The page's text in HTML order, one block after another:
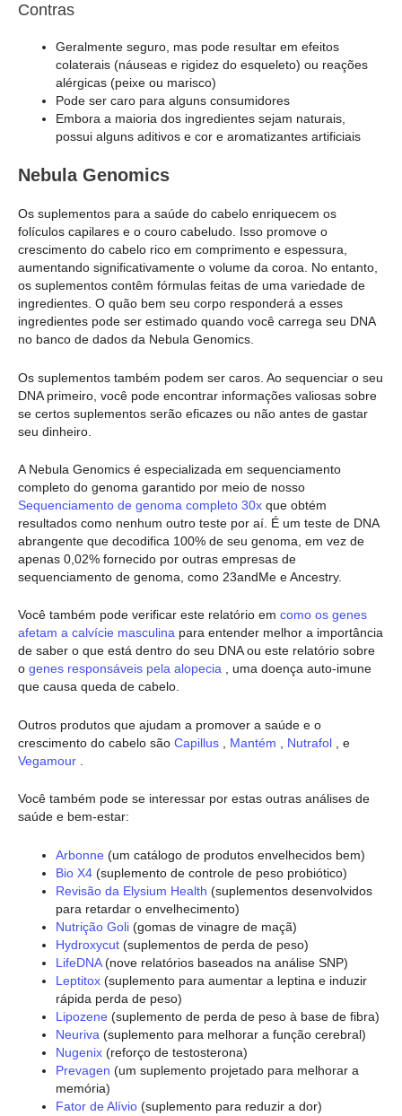
Contras
Geralmente seguro, mas pode resultar em efeitos
colaterais (náuseas e rigidez do esqueleto) ou reações
alérgicas (peixe ou marisco)
Pode ser caro para alguns consumidores
Embora a maioria dos ingredientes sejam naturais,
possui alguns aditivos e cor e aromatizantes artificiais
Nebula Genomics
Os suplementos para a saúde do cabelo enriquecem os
folículos capilares e o couro cabeludo. Isso promove o
crescimento do cabelo rico em comprimento e espessura,
aumentando significativamente o volume da coroa. No entanto,
os suplementos contêm fórmulas feitas de uma variedade de
ingredientes. O quão bem seu corpo responderá a esses
ingredientes pode ser estimado quando você carrega seu DNA
no banco de dados da Nebula Genomics.
Os suplementos também podem ser caros. Ao sequenciar o seu
DNA primeiro, você pode encontrar informações valiosas sobre
se certos suplementos serão eficazes ou não antes de gastar
seu dinheiro.
A Nebula Genomics é especializada em sequenciamento
completo do genoma garantido por meio de nosso
Sequenciamento de genoma completo 30x que obtém
resultados como nenhum outro teste por aí. É um teste de DNA
abrangente que decodifica 100% de seu genoma, em vez de
apenas 0,02% fornecido por outras empresas de
sequenciamento de genoma, como 23andMe e Ancestry.
Você também pode verificar este relatório em como os genes
afetam a calvície masculina para entender melhor a importância
de saber o que está dentro do seu DNA ou este relatório sobre
o genes responsáveis pela alopecia , uma doença auto-imune
que causa queda de cabelo.
Outros produtos que ajudam a promover a saúde e o
crescimento do cabelo são Capillus Mantém Nutrafol , e
Vegamour
Você também pode se interessar por estas outras análises de
saúde e bem-estar:
Arbonne (um catálogo de produtos envelhecidos bem)
Bio X4 (suplemento de controle de peso probiótico)
Revisão da Elysium Health (suplementos desenvolvidos
para retardar o envelhecimento)
Nutrição Goli (gomas de vinagre de maçã)
Hydroxycut (suplementos de perda de peso)
LifeDNA(nove relatórios baseados na análise SNP)
Leptitox (suplemento para aumentar a leptina e induzir
rápida perda de peso)
Lipozene (suplemento de perda de peso à base de fibra)
Neuriva (suplemento para melhorar a função cerebral)
Nugenix (reforço de testosterona)
Prevagen (um suplemento projetado para melhorar a
memória)
Fator de Alívio (suplemento para reduzir a dor)